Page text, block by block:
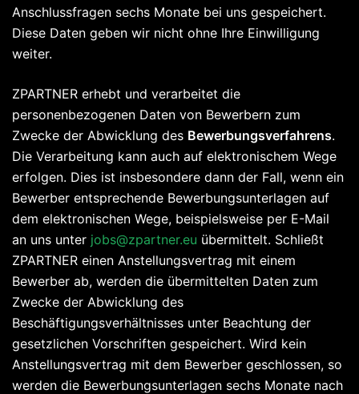
Anschlussfragen sechs Monate bei uns gespeichert.
Diese Daten geben wir nicht ohne Ihre Einwilligung
weiter.
ZPARTNER erhebt und verarbeitet die
personenbezogenen Daten von Bewerbern zum
Zwecke der Abwicklung des Bewerbungsverfahrens.
Die Verarbeitung kann auch auf elektronischem Wege
erfolgen. Dies ist insbesondere dann der Fall, wenn ein
Bewerber entsprechende Bewerbungsunterlagen auf
dem elektronischen Wege, beispielsweise per E-Mail
an uns unter jobs@zpartner.eu übermittelt. Schließt
ZPARTNER einen Anstellungsvertrag mit einem
Bewerber ab, werden die übermittelten Daten zum
Zwecke der Abwicklung des
Beschäftigungsverhältnisses unter Beachtung der
gesetzlichen Vorschriften gespeichert. Wird kein
Anstellungsvertrag mit dem Bewerber geschlossen, so
werden die Bewerbungsunterlagen sechs Monate nach